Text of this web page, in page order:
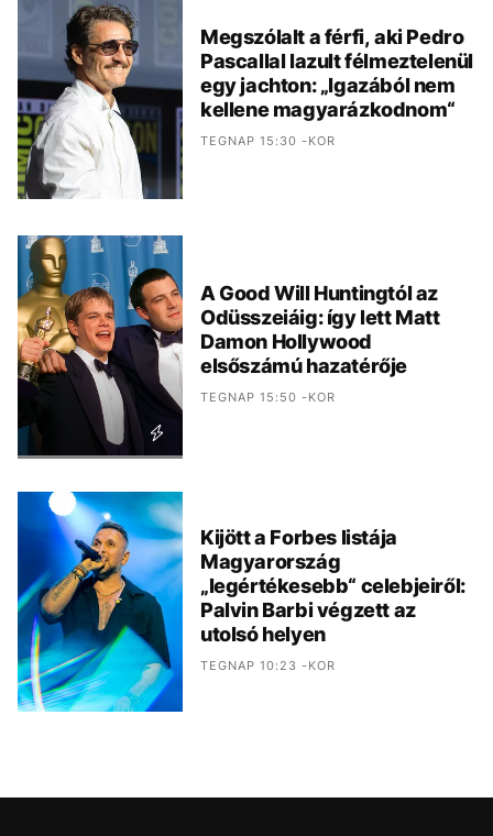
Megszólalt a férfi, aki Pedro
Pascallal lazult félmeztelenül
egy jachton: „Igazából nem
kellene magyarázkodnom“
TEGNAP 15:30 -KOR
A Good Will Huntingtól az
Odüsszeiáig: így lett Matt
Damon Hollywood
elsőszámú hazatérője
TEGNAP 15:50 -KOR
Kijött a Forbes listája
Magyarország
„legértékesebb“ celebjeiről:
Palvin Barbi végzett az
utolsó helyen
TEGNAP 10:23 -KOR